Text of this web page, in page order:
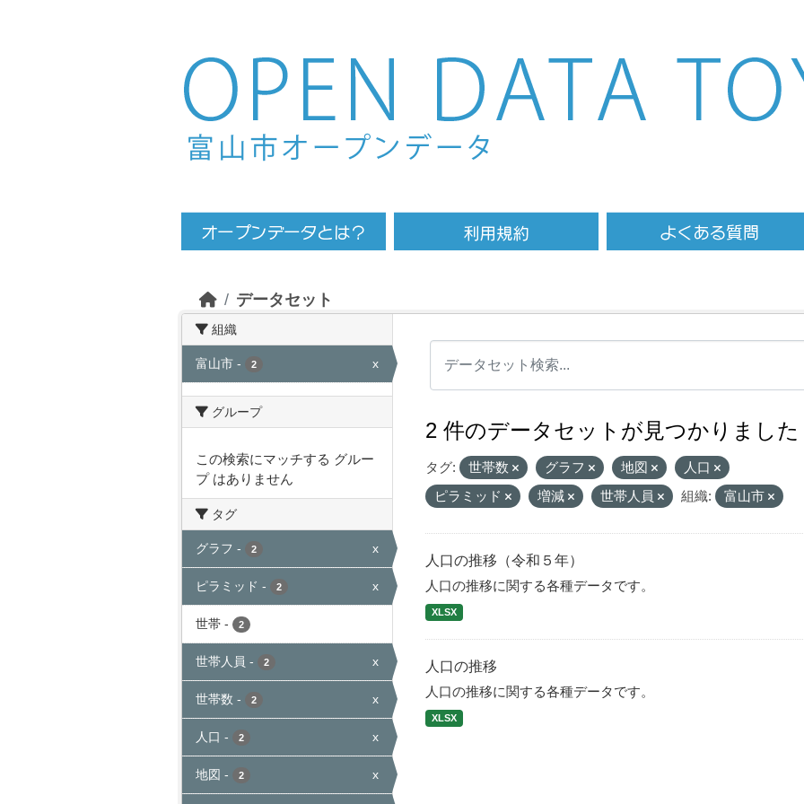
Skip to main content
データセット
組織
富山市 - 2 x
グループ
この検索にマッチする グルー
プ はありません
タグ
グラフ - 2 x
ピラミッド - 2 x
世帯 - 2
世帯人員 - 2 x
世帯数 - 2 x
人口 - 2 x
地図 - 2 x
2 件のデータセットが見つかりました
タグ: 世帯数 グラフ 地図
人口
ピラミッド
増減 世帯人員 組織: 富山市
人口の推移（令和５年）
人口の推移に関する各種データです。
XLSX
人口の推移
人口の推移に関する各種データです。
XLSX